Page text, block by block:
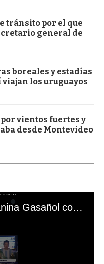
tránsito por el que
general de
boreales y estadías
viajan los uruguayos
vientos fuertes y
desde Montevideo
El mal momento de Yanina Gasañol con un hincha argentino en "Subrayado"